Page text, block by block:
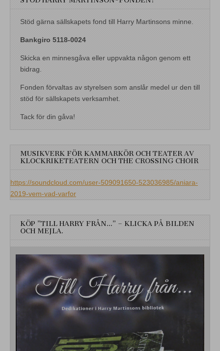
Stöd gärna sällskapets fond till Harry Martinsons minne.
Bankgiro 5118-0024
Skicka en minnesgåva eller uppvakta någon genom ett
bidrag.
Fonden förvaltas av styrelsen som anslår medel ur den till
stöd för sällskapets verksamhet.
Tack för din gåva!
MUSIKVERK FÖR KAMMARKÖR OCH TEATER AV
KLOCKRIKETEATERN OCH THE CROSSING CHOIR
https://soundcloud.com/user-509091650-523036985/aniara-
2019-vem-vad-varfor
KÖP ”TILL HARRY FRÅN…” – KLICKA PÅ BILDEN
OCH MEJLA.